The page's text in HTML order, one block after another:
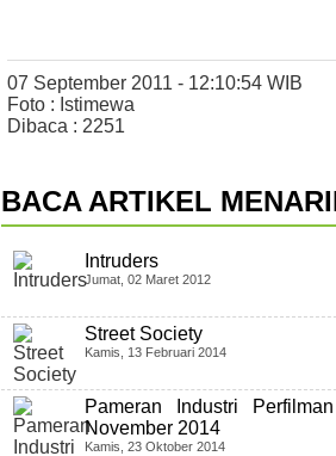
07 September 2011 - 12:10:54 WIB
Foto : Istimewa
Dibaca : 2251
BACA ARTIKEL
Intruders
Jumat, 02 Maret 2012
Street Society
Kamis, 13 Februari 2014
Pameran Industri
November 2014
Kamis, 23 Oktober 2014